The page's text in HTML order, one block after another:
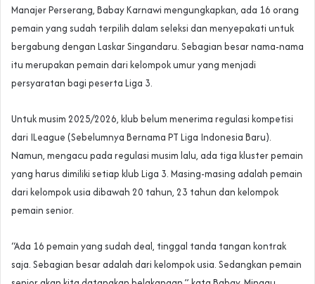
Manajer Perserang, Babay Karnawi mengungkapkan, ada 16 orang
pemain yang sudah terpilih dalam seleksi dan menyepakati untuk
bergabung dengan Laskar Singandaru. Sebagian besar nama-nama
itu merupakan pemain dari kelompok umur yang menjadi
persyaratan bagi peserta Liga 3.
Untuk musim 2025/2026, klub belum menerima regulasi kompetisi
dari ILeague (Sebelumnya Bernama PT Liga Indonesia Baru).
Namun, mengacu pada regulasi musim lalu, ada tiga kluster pemain
yang harus dimiliki setiap klub Liga 3. Masing-masing adalah pemain
dari kelompok usia dibawah 20 tahun, 23 tahun dan kelompok
pemain senior.
“Ada 16 pemain yang sudah deal, tinggal tanda tangan kontrak
saja. Sebagian besar adalah dari kelompok usia. Sedangkan pemain